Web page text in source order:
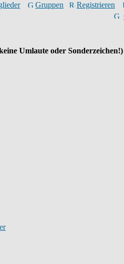
Gruppen
Registrieren
Umlaute oder Sonderzeichen!)